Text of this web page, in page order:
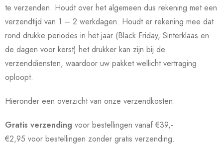
te verzenden. Houdt over het algemeen dus rekening met een
verzendtijd van 1 – 2 werkdagen. Houdt er rekening mee dat
rond drukke periodes in het jaar (Black Friday, Sinterklaas en
de dagen voor kerst) het drukker kan zijn bij de
verzenddiensten, waardoor uw pakket wellicht vertraging
oploopt.
Hieronder een overzicht van onze verzendkosten:
Gratis verzending voor bestellingen vanaf €39,-
€2,95 voor bestellingen zonder gratis verzending.